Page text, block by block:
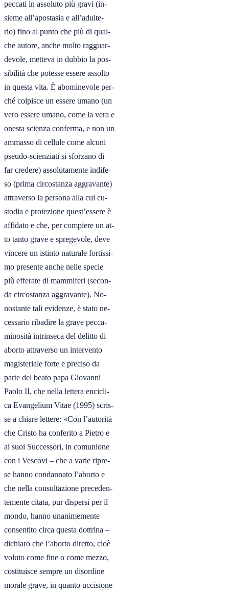
peccati in assoluto più gravi (in-
sieme all’apostasia e all’adulte-
rio) fino al punto che più di qual-
che autore, anche molto ragguar-
devole, metteva in dubbio la pos-
sibilità che potesse essere assolto
in questa vita. È abominevole per-
ché colpisce un essere umano (un
vero essere umano, come la vera e
onesta scienza conferma, e non un
ammasso di cellule come alcuni
pseudo-scienziati si sforzano di
far credere) assolutamente indife-
so (prima circostanza aggravante)
attraverso la persona alla cui cu-
stodia e protezione quest’essere è
affidato e che, per compiere un at-
to tanto grave e spregevole, deve
vincere un istinto naturale fortissi-
mo presente anche nelle specie
più efferate di mammiferi (secon-
da circostanza aggravante). No-
nostante tali evidenze, è stato ne-
cessario ribadire la grave pecca-
minosità intrinseca del delitto di
aborto attraverso un intervento
magisteriale forte e preciso da
parte del beato papa Giovanni
Paolo II, che nella lettera encicli-
ca Evangelium Vitae (1995) scris-
se a chiare lettere: «Con l’autorità
che Cristo ha conferito a Pietro e
ai suoi Successori, in comunione
con i Vescovi – che a varie ripre-
se hanno condannato l’aborto e
che nella consultazione preceden-
temente citata, pur dispersi per il
mondo, hanno unanimemente
consentito circa questa dottrina –
dichiaro che l’aborto diretto, cioè
voluto come fine o come mezzo,
costituisce sempre un disordine
morale grave, in quanto uccisione